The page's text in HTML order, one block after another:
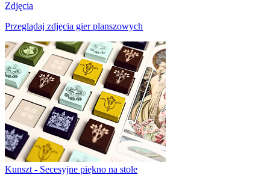
Zdjęcia
Przeglądaj zdjęcia gier planszowych
Kunszt - Secesyjne piękno na stole